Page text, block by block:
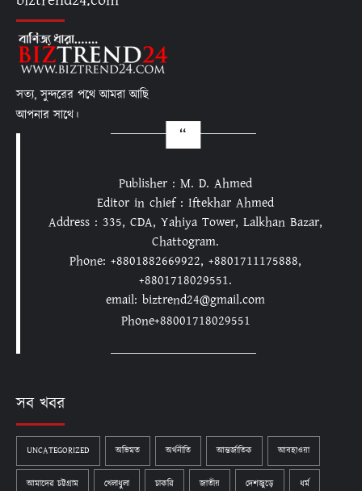
সত্য, সুন্দরের পথে আমরা আছি
আপনার সাথে।
Publisher : M. D. Ahmed
Editor in chief : Iftekhar Ahmed
Address : 335, CDA, Yahiya Tower, Lalkhan Bazar,
Chattogram.
Phone: +8801882669922, +8801711175888,
+8801718029551.
email: biztrend24@gmail.com
Phone+88001718029551
সব খবর
UNCATEGORIZED অভিমত অর্থনীতি আন্তর্জাতিক আবহাওয়া
আমাদের চট্টগ্রাম খেলাধুলা চাকরি জাতীয় দেশজুড়ে ধর্ম